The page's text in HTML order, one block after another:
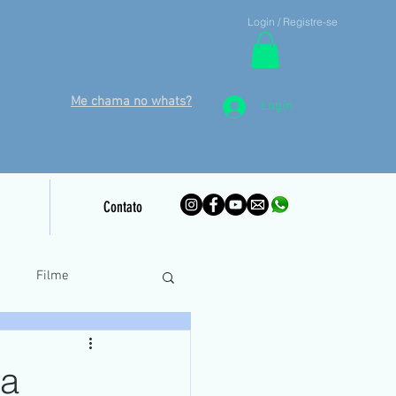
Login / Registre-se
Me chama no whats? Login
Contato
Filme
Piloto Remoto